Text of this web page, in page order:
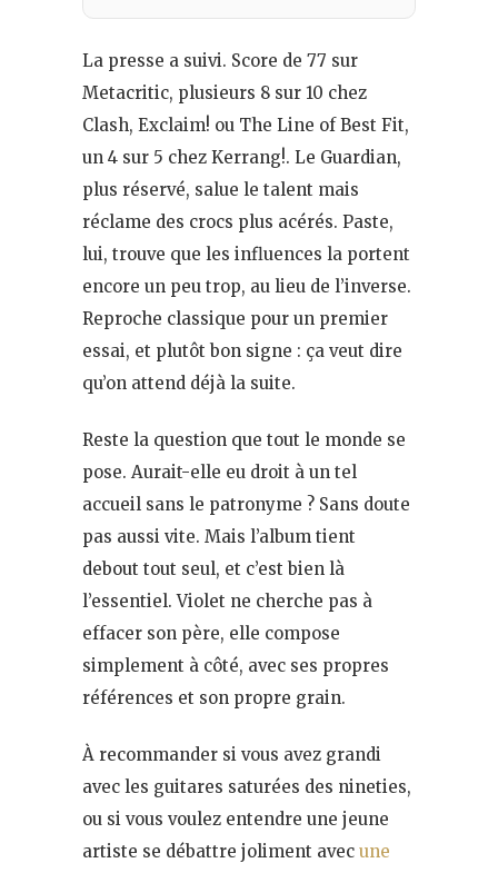
La presse a suivi. Score de 77 sur
Metacritic, plusieurs 8 sur 10 chez
Clash, Exclaim! ou The Line of Best Fit,
un 4 sur 5 chez Kerrang!. Le Guardian,
plus réservé, salue le talent mais
réclame des crocs plus acérés. Paste,
lui, trouve que les influences la portent
encore un peu trop, au lieu de l’inverse.
Reproche classique pour un premier
essai, et plutôt bon signe : ça veut dire
qu’on attend déjà la suite.
Reste la question que tout le monde se
pose. Aurait-elle eu droit à un tel
accueil sans le patronyme ? Sans doute
pas aussi vite. Mais l’album tient
debout tout seul, et c’est bien là
l’essentiel. Violet ne cherche pas à
effacer son père, elle compose
simplement à côté, avec ses propres
références et son propre grain.
À recommander si vous avez grandi
avec les guitares saturées des nineties,
ou si vous voulez entendre une jeune
artiste se débattre joliment avec une